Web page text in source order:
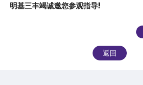
明基三丰竭诚邀您参观指导!
返回